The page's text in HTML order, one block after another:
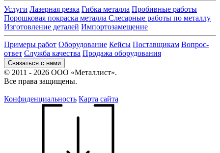
Услуги Лазерная резка Гибка металла Пробивные работы
Порошковая покраска металла Слесарные работы по металлу
Изготовление деталей Импортозамещение
Примеры работ Оборудование Кейсы Поставщикам Вопрос-
ответ Служба качества Продажа оборудования
Связаться с нами
© 2011 - 2026 ООО «Металлист».
Все права защищены.
Конфиденциальность Карта сайта